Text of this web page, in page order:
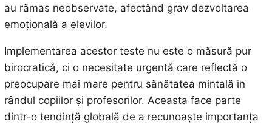
au rămas neobservate, afectând grav dezvoltarea
emoțională a elevilor.
Implementarea acestor teste nu este o măsură pur
birocratică, ci o necesitate urgentă care reflectă o
preocupare mai mare pentru sănătatea mintală în
rândul copiilor și profesorilor. Aceasta face parte
dintr-o tendință globală de a recunoaște importanța